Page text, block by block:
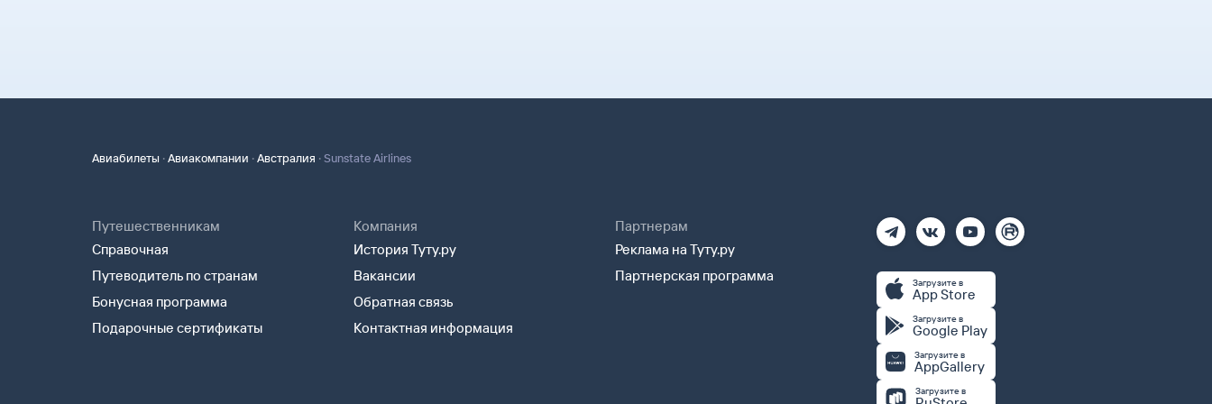
Авиабилеты ·Авиакомпании ·Австралия ·Sunstate Airlines
Путешественникам
Справочная
Путеводитель по странам
Бонусная программа
Подарочные сертификаты
Компания
История Туту.ру
Вакансии
Обратная связь
Контактная информация
Партнерам
Реклама на Туту.ру
Партнерская программа
Загрузите в
App Store
Загрузите в
Google Play
Загрузите в
AppGallery
Загрузите в